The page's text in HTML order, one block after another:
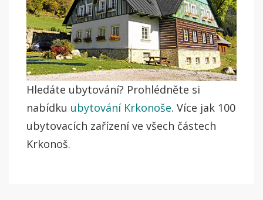
Hledáte ubytování? Prohlédněte si
nabídku ubytování Krkonoše. Více jak 100
ubytovacích zařízení ve všech částech
Krkonoš.